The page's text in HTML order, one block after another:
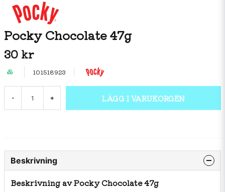
Pocky Chocolate 47g
30 kr
101518923
- + LÄGG I VARUKORGEN
Beskrivning
Beskrivning av Pocky Chocolate 47g